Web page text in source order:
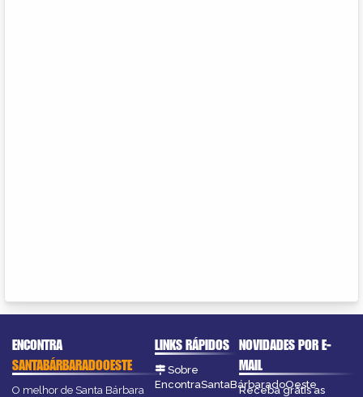
ENCONTRA
SANTABÁRBARADOOESTE
O melhor de Santa Bárbara
LINKS RÁPIDOS
Sobre
EncontraSantaBárbaradoOeste
NOVIDADES POR E-
MAIL
Receba grátis as